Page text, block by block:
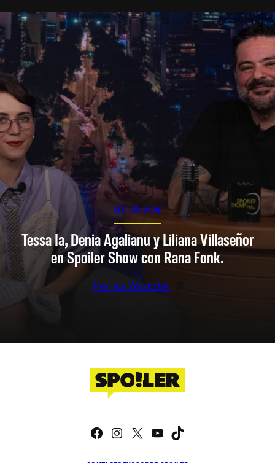
SPOILER SHOW
Tessa Ia, Denia Agalianu y Liliana Villaseñor
en Spoiler Show con Rana Fonk.
Ver en Youtube
Facebook
Instagram
X YouTube